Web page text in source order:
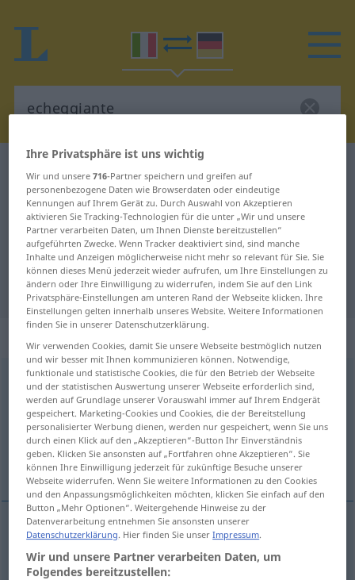
Italienisch-Deutsch Übersetzung
für "echeggiante"
"echeggiante" Deutsch
Übersetzung
„echeggiante“ : aggettivo
echeggianteagg
Übersicht aller Übersetzungen
(Für mehr Details die Übersetzung anklicken/antippen)
widerhallend
echeggiante
Ihre Privatsphäre ist uns wichtig
Wir und unsere716-Partner speichern und greifen auf
personenbezogene Daten wie Browserdaten oder eindeutige
Kennungen auf Ihrem Gerät zu. Durch Auswahl von Akzeptieren
aktivieren Sie Tracking-Technologien für die unter „Wir und unsere
Partner verarbeiten Daten, um Ihnen Dienste bereitzustellen“
aufgeführten Zwecke. Wenn Tracker deaktiviert sind, sind manche
Inhalte und Anzeigen möglicherweise nicht mehr so relevant für Sie. Sie
können dieses Menü jederzeit wieder aufrufen, um Ihre Einstellungen zu
ändern oder Ihre Einwilligung zu widerrufen, indem Sie auf den Link
Privatsphäre-Einstellungen am unteren Rand der Webseite klicken. Ihre
Einstellungen gelten innerhalb unseres Website. Weitere Informationen
finden Sie in unserer Datenschutzerklärung.
Wir verwenden Cookies, damit Sie unsere Webseite bestmöglich nutzen
und wir besser mit Ihnen kommunizieren können. Notwendige,
funktionale und statistische Cookies, die für den Betrieb der Webseite
und der statistischen Auswertung unserer Webseite erforderlich sind,
werden auf Grundlage unserer Vorauswahl immer auf Ihrem Endgerät
gespeichert. Marketing-Cookies und Cookies, die der Bereitstellung
personalisierter Werbung dienen, werden nur gespeichert, wenn Sie uns
durch einen Klick auf den „Akzeptieren“-Button Ihr Einverständnis
geben. Klicken Sie ansonsten auf „Fortfahren ohne Akzeptieren“. Sie
können Ihre Einwilligung jederzeit für zukünftige Besuche unserer
Webseite widerrufen. Wenn Sie weitere Informationen zu den Cookies
und den Anpassungsmöglichkeiten möchten, klicken Sie einfach auf den
Button „Mehr Optionen“. Weitergehende Hinweise zu der
Datenverarbeitung entnehmen Sie ansonsten unserer
Datenschutzerklärung. Hier finden Sie unserImpressum.
Wir und unsere Partner verarbeiten Daten, um
Folgendes bereitzustellen: